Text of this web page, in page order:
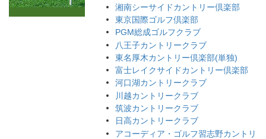
湘南シーサイドカントリー倶楽部
東京国際ゴルフ倶楽部
PGM総成ゴルフクラブ
八王子カントリークラブ
東名厚木カントリー倶楽部(単独)
富士レイクサイドカントリー倶楽部
河口湖カントリークラブ
川越カントリークラブ
筑波カントリークラブ
日高カントリークラブ
アコーディア・ゴルフ習志野カントリ